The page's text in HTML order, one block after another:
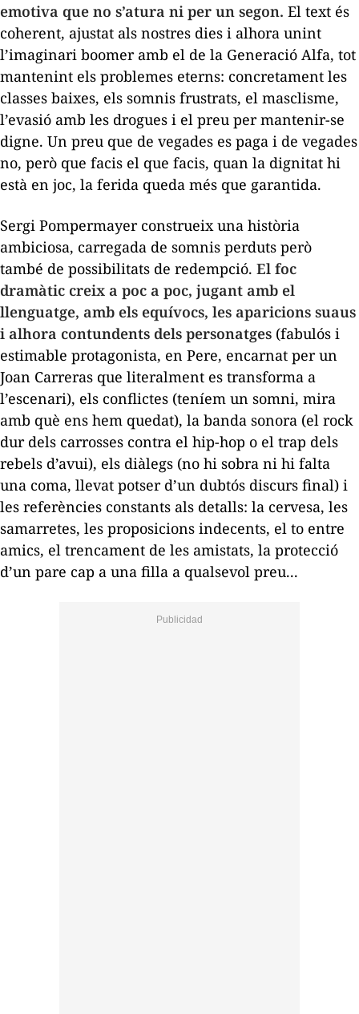
emotiva que no s’atura ni per un segon. El text és
coherent, ajustat als nostres dies i alhora unint
l’imaginari boomeramb el de la Generació Alfa, tot
mantenint els problemes eterns: concretament les
classes baixes, els somnis frustrats, el masclisme,
l’evasió amb les drogues i el preu per mantenir-se
digne. Un preu que de vegades es paga i de vegades
no, però que facis el que facis, quan la dignitat hi
està en joc, la ferida queda més que garantida.
Sergi Pompermayer construeix una història
ambiciosa, carregada de somnis perduts però
també de possibilitats de redempció. El foc
dramàtic creix a poc a poc, jugant amb el
llenguatge, amb els equívocs, les aparicions suaus
i alhora contundents dels personatges (fabulós i
estimable protagonista, en Pere, encarnat per un
Joan Carreras que literalment es transforma a
l’escenari), els conflictes (teníem un somni, mira
amb què ens hem quedat), la banda sonora (el rock
dur dels carrosses contra el hip-hop o el trap dels
rebels d’avui), els diàlegs (no hi sobra ni hi falta
una coma, llevat potser d’un dubtós discurs final) i
les referències constants als detalls: la cervesa, les
samarretes, les proposicions indecents, el to entre
amics, el trencament de les amistats, la protecció
d’un pare cap a una filla a qualsevol preu...